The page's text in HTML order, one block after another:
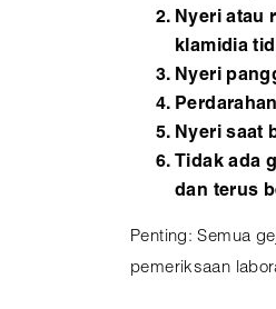
Nyeri atau
klamidia
Nyeri
Nyeri saat
Tidak ada
dan terus
Penting: Semua
pemeriksaan